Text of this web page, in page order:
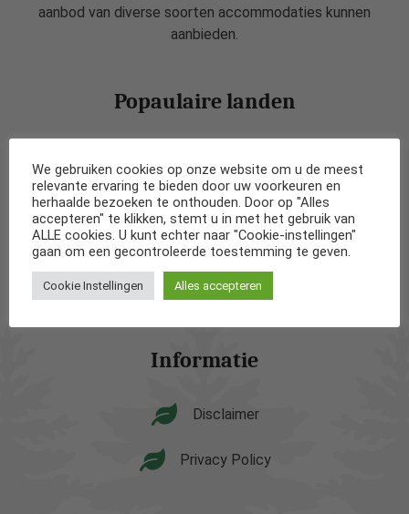
aanbod van diverse soorten accommodaties kunnen
aanbieden.
Popaulaire landen
Vakantiehuizen in België
Vakantiehuizen in Frankrijk
Vakantiehuizen in Spanje
Informatie
Disclaimer
Privacy Policy
We gebruiken cookies op onze website om u de meest
relevante ervaring te bieden door uw voorkeuren en
herhaalde bezoeken te onthouden. Door op "Alles
accepteren" te klikken, stemt u in met het gebruik van
ALLE cookies. U kunt echter naar "Cookie-instellingen"
gaan om een gecontroleerde toestemming te geven.
Cookie Instellingen Alles accepteren